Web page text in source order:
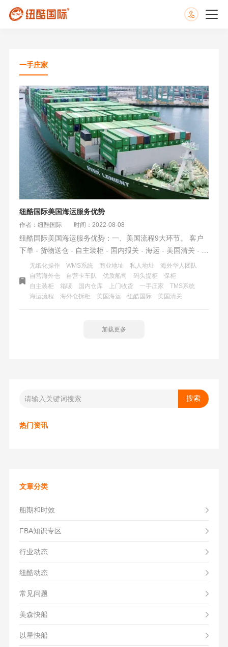
一手庄家
纽酷国际美国海运服务优势
作者：纽酷国际 时间：2022-08-08
纽酷国际美国海运服务优势：一、美国流程9大环节。 客户
下单 - 货物送仓 - 自主装柜 - 国内报关 - 海运 - 美国清关 - 码
头提柜 - 海外仓拆柜 - 派送入仓（签收）.二、纽酷国际专业
性：1.团队从业年限超10年；2.海外仓WMS智能系统；3.头
程+尾程一站式物流服务；
无纸化操作 WMS系统 商业地址 私人地址
海外华人团队
自营海外仓
自营卡车队 优质船司 码头提柜
保柜
自主装柜
箱唛 国内仓库 上门收货 一手庄家
TMS系统
海运流程
海外仓拆柜 美国海运 纽酷国际 美国清关
加载更多
热门资讯
文章分类
船期和时效
FBA知识专区
行业动态
纽酷动态
常见问题
美森快船
以星快船